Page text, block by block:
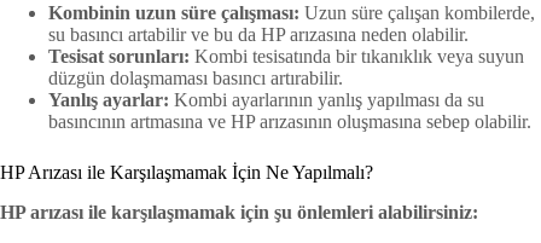
Kombinin uzun süre çalışması: Uzun süre çalışan kombilerde,
su basıncı artabilir ve bu da HP arızasına neden olabilir.
Tesisat sorunları: Kombi tesisatında bir tıkanıklık veya suyun
düzgün dolaşmaması basıncı artırabilir.
Yanlış ayarlar: Kombi ayarlarının yanlış yapılması da su
basıncının artmasına ve HP arızasının oluşmasına sebep olabilir.
HP Arızası ile Karşılaşmamak İçin Ne Yapılmalı?
HP arızası ile karşılaşmamak için şu önlemleri alabilirsiniz: